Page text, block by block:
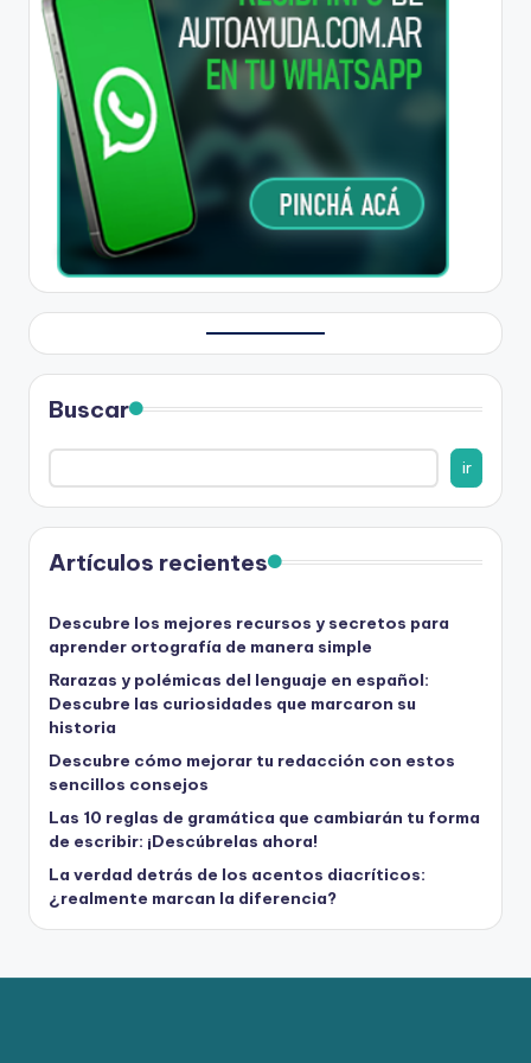
Buscar
ir
Artículos recientes
Descubre los mejores recursos y secretos para
aprender ortografía de manera simple
Rarazas y polémicas del lenguaje en español:
Descubre las curiosidades que marcaron su
historia
Descubre cómo mejorar tu redacción con estos
sencillos consejos
Las 10 reglas de gramática que cambiarán tu forma
de escribir: ¡Descúbrelas ahora!
La verdad detrás de los acentos diacríticos:
¿realmente marcan la diferencia?